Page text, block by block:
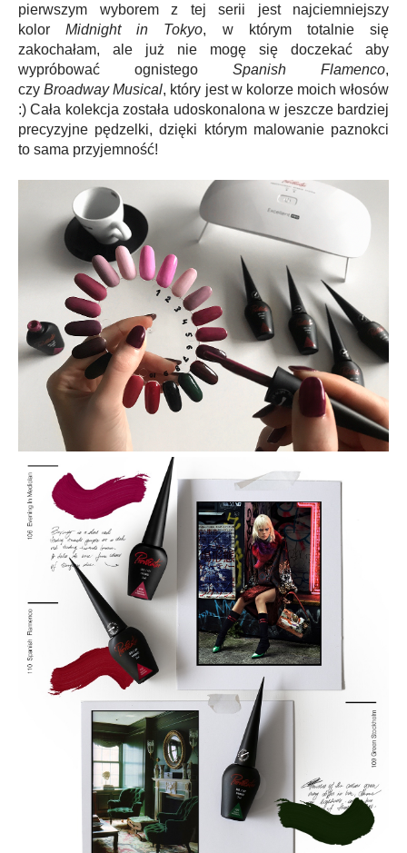
pierwszym wyborem z tej serii jest najciemniejszy
kolorMidnight in Tokyo, w którym totalnie się
zakochałam, ale już nie mogę się doczekać aby
wypróbować ognistego Spanish Flamenco,
czyBroadway Musical, który jest w kolorze moich włosów
:) Cała kolekcja została udoskonalona w jeszcze bardziej
precyzyjne pędzelki, dzięki którym malowanie paznokci
to sama przyjemność!